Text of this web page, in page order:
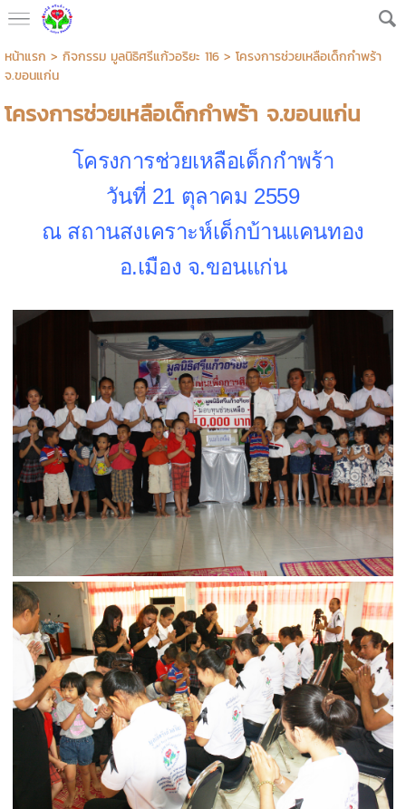
หน้าแรก > กิจกรรม มูลนิธิศรีแก้วอริยะ 116> โครงการช่วยเหลือเด็กกำพร้า
จ.ขอนแก่น
โครงการช่วยเหลือเด็กกำพร้า จ.ขอนแก่น
โครงการช่วยเหลือเด็กกำพร้า
วันที่ 21 ตุลาคม 2559
ณ สถานสงเคราะห์เด็กบ้านแคนทอง
อ.เมือง จ.ขอนแก่น